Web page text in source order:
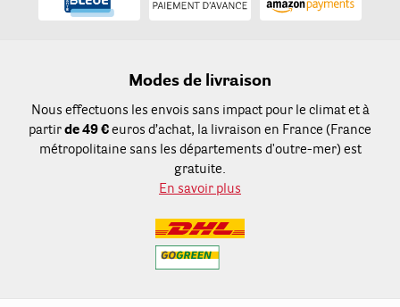
Modes de livraison
Nous effectuons les envois sans impact pour le climat et à
partir de 49 € euros d’achat, la livraison en France (France
métropolitaine sans les départements d'outre-mer) est
gratuite.
En savoir plus